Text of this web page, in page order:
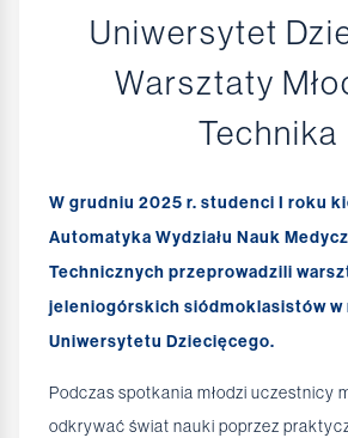
Uniwersytet
Warsztaty
Technika
W grudniu 2025 r. studenci I roku
Automatyka Wydziału Nauk
Technicznych przeprowadzili
jeleniogórskich siódmoklasistów w
Uniwersytetu Dziecięcego.
Podczas spotkania młodzi uczestnicy
odkrywać świat nauki poprzez